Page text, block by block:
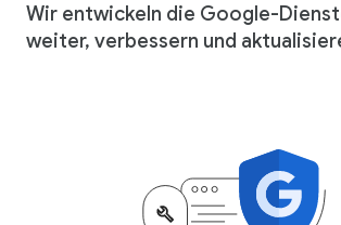
Wir entwickeln die Google-
weiter, verbessern und